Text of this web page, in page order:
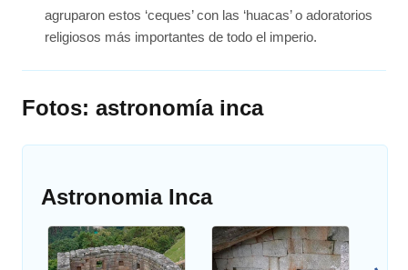
agruparon estos ‘ceques’ con las ‘huacas’ o adoratorios
religiosos más importantes de todo el imperio.
Fotos: astronomía inca
Astronomia Inca